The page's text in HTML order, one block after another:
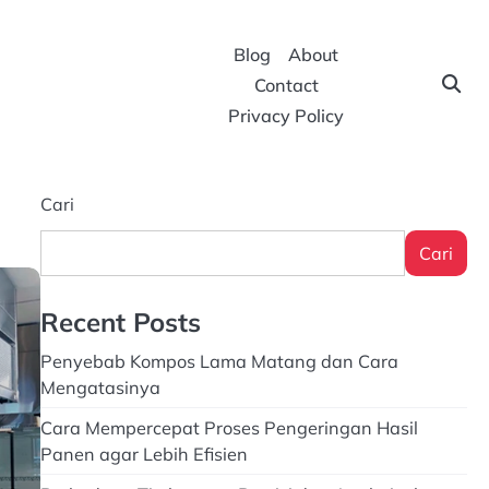
Blog
About
Contact
Privacy Policy
Cari
Cari
Recent Posts
Penyebab Kompos Lama Matang dan Cara
Mengatasinya
Cara Mempercepat Proses Pengeringan Hasil
Panen agar Lebih Efisien